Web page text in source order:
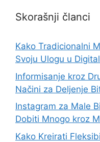
Skorašnji članci
Kako Tradicionalni
Svoju Ulogu u
Informisanje kroz
Načini za Deljenje
Instagram za Male
Dobiti Mnogo kroz
Kako Kreirati